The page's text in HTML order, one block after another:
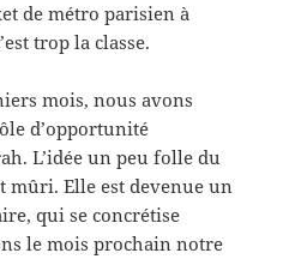
de métro parisien à
trop la classe.
mois, nous avons
d’opportunité
L’idée un peu folle du
mûri. Elle est devenue un
qui se concrétise
le mois prochain notre